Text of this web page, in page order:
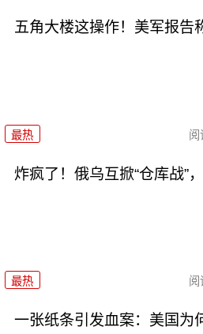
五角大楼这操作！美军报告
最热 阅
炸疯了！俄乌互掀“仓库战”
最热 阅
一张纸条引发血案：美国为